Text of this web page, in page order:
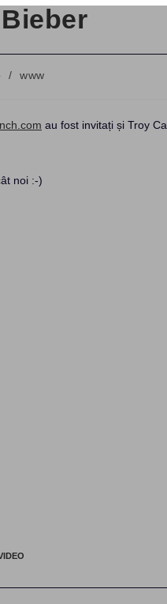
/ www
au fost invitați și Troy
noi :-)